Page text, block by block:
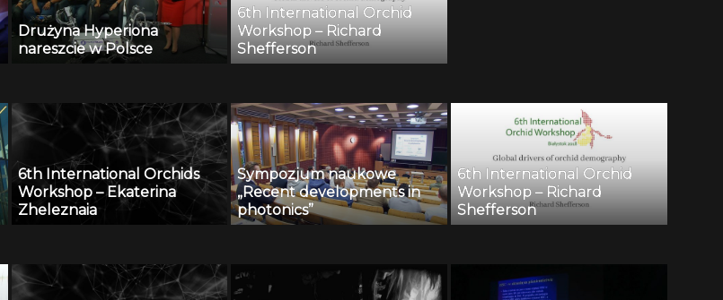
Drużyna Hyperiona
nareszcie w Polsce
6th International Orchid
Workshop – Richard
Shefferson
6th International Orchids
Workshop – Ekaterina
Zheleznaia
Sympozjum naukowe
„Recent developments in
photonics”
6th International Orchid
Workshop – Richard
Shefferson